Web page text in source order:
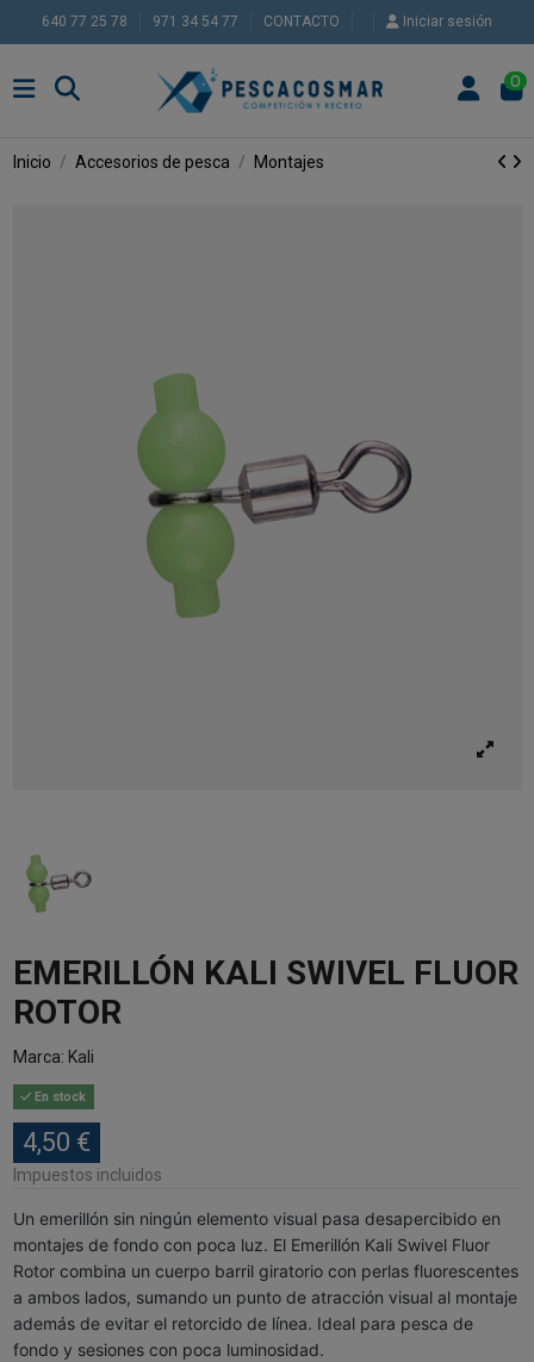
640 77 25 78 971 34 54 77 CONTACTO Iniciar sesión
0
Inicio Accesorios de pesca Montajes
EMERILLÓN KALI SWIVEL FLUOR
ROTOR
Marca: Kali
En stock
4,50 €
Impuestos incluidos
Un emerillón sin ningún elemento visual pasa desapercibido en
montajes de fondo con poca luz. El Emerillón Kali Swivel Fluor
Rotor combina un cuerpo barril giratorio con perlas fluorescentes
a ambos lados, sumando un punto de atracción visual al montaje
además de evitar el retorcido de línea. Ideal para pesca de
fondo y sesiones con poca luminosidad.